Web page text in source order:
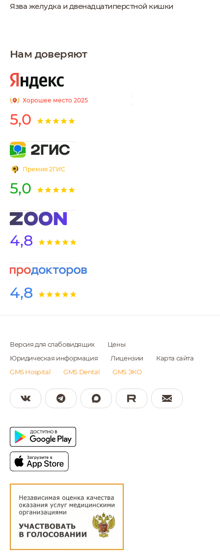
Язва желудка и двенадцатиперстной кишки
Нам доверяют
Хорошее место 2025
5,0
Премия 2ГИС
5,0
4,8
4,8
Версия для слабовидящих
Цены
Юридическая информация
Лицензии
Карта сайта
GMS Hospital
GMS Dental GMS ЭКО